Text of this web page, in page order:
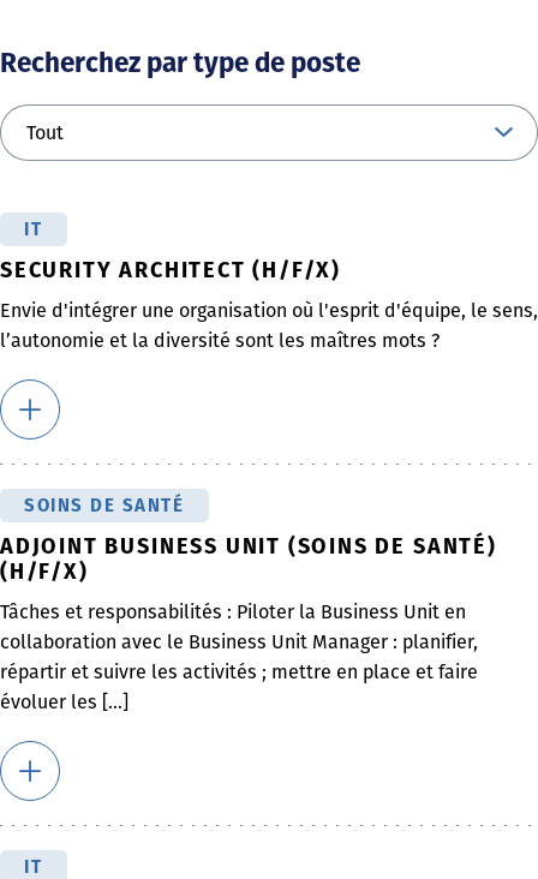
Recherchez par type de poste
IT
SECURITY ARCHITECT (H/F/X)
Envie d'intégrer une organisation où l'esprit d'équipe, le sens,
l’autonomie et la diversité sont les maîtres mots ?
SOINS DE SANTÉ
ADJOINT BUSINESS UNIT (SOINS DE SANTÉ)
(H/F/X)
Tâches et responsabilités : Piloter la Business Unit en
collaboration avec le Business Unit Manager : planifier,
répartir et suivre les activités ; mettre en place et faire
évoluer les [...]
IT